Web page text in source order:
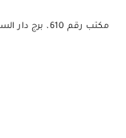
مكتب رقم 610،